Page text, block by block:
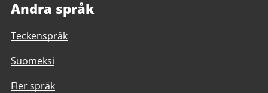
Andra språk
Teckenspråk
Suomeksi
Fler språk